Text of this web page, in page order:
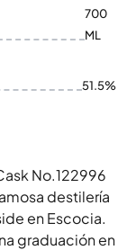
700
ML
51.5%
No.122996
destilería
en Escocia.
graduación en